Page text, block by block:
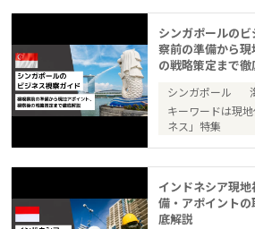
シンガポールの
察前の準備から
の戦略策定まで徹
シンガポール
キーワードは現
ネス」特集
インドネシア現
備・アポイント
底解説